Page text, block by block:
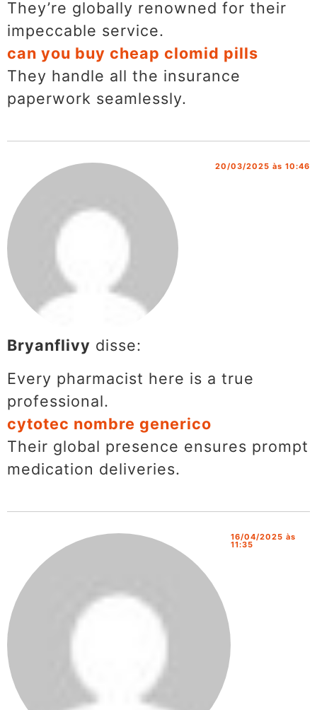
They’re globally renowned for their
impeccable service.
can you buy cheap clomid pills
They handle all the insurance
paperwork seamlessly.
Bryanflivy disse:
20/03/2025 às 10:46
Every pharmacist here is a true
professional.
cytotec nombre generico
Their global presence ensures prompt
medication deliveries.
16/04/2025 às
11:35